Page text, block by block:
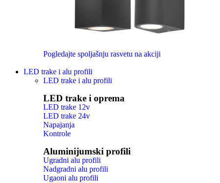
Pogledajte spoljašnju rasvetu na akciji
LED trake i alu profili
LED trake i alu profili
LED trake i oprema
LED trake 12v
LED trake 24v
Napajanja
Kontrole
Aluminijumski profili
Ugradni alu profili
Nadgradni alu profili
Ugaoni alu profili